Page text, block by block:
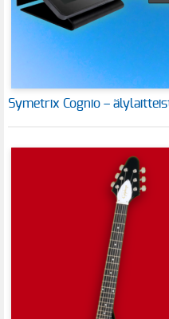
Symetrix Cognio –